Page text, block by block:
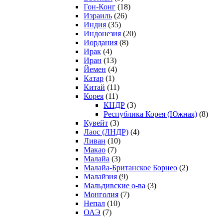
Гон-Конг (18)
Израиль (26)
Индия (35)
Индонезия (20)
Иордания (8)
Ирак (4)
Иран (13)
Йемен (4)
Катар (1)
Китай (11)
Корея (11)
КНДР (3)
Республика Корея (Южная) (8)
Кувейт (3)
Лаос (ЛНДР) (4)
Ливан (10)
Макао (7)
Малайа (3)
Малайа-Британское Борнео (2)
Малайзия (9)
Мальдивские о-ва (3)
Монголия (7)
Непал (10)
ОАЭ (7)